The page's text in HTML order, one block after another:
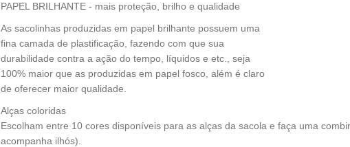
PAPEL BRILHANTE - mais proteção, brilho e qualidade
As sacolinhas produzidas em papel brilhante possuem uma
fina camada de plastificação, fazendo com que sua
durabilidade contra a ação do tempo, líquidos e etc., seja
100% maior que as produzidas em papel fosco, além é claro
de oferecer maior qualidade.
Alças coloridas
Escolham entre 10 cores disponíveis para as alças da sacola e faça uma
acompanha ilhós).